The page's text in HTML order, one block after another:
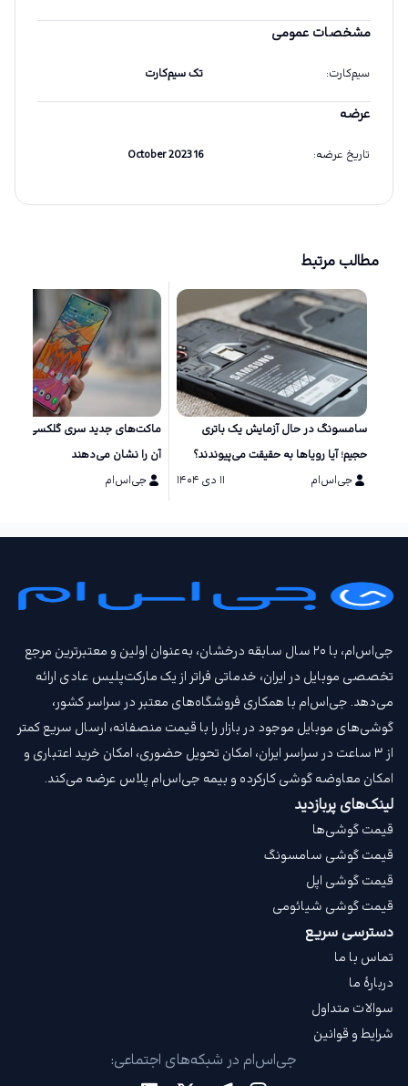
مشخصات عمومی
سیم‌کارت: تک سیم‌کارت
عرضه
تاریخ عرضه:
16 October 2023
مطالب مرتبط
سامسونگ در حال آزمایش یک باتری
حجیم؛ آیا رویاها به حقیقت می‌پیوندند؟
جی‌اس‌ام
۱۱ دی ۱۴۰۴
آن را نشان می‌دهند
جی‌اس‌ام
جی‌اس‌ام، با ۲۰ سال سابقه درخشان، به‌عنوان اولین و معتبرترین مرجع
تخصصی موبایل در ایران، خدماتی فراتر از یک مارکت‌پلیس عادی ارائه
می‌دهد. جی‌اس‌ام با همکاری فروشگاه‌های معتبر در سراسر کشور،
گوشی‌های موبایل موجود در بازار را با قیمت‌ منصفانه، ارسال سریع کمتر
از ۳ ساعت در سراسر ایران، امکان تحویل حضوری، امکان خرید اعتباری و
امکان معاوضه گوشی کارکرده و بیمه جی‌اس‌ام‌ پلاس عرضه می‌کند.
لینک‌های پربازدید
قیمت گوشی‌ها
قیمت گوشی سامسونگ
قیمت گوشی اپل
قیمت گوشی شیائومی
دسترسی سریع
تماس با ما
دربارهٔ ما
سوالات متداول
شرایط و قوانین
جی‌اس‌ام در شبکه‌های اجتماعی: